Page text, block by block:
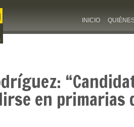
INICIO
en primarias